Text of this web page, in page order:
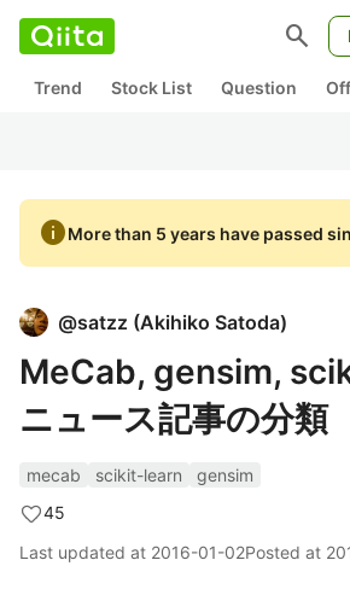
search
Trend Stock List Question
infoMore than 5 years have passed
@satzz (Akihiko Satoda)
MeCab, gensim,
ニュース記事の分類
mecab scikit-learn
gensim
45
Last updated at 2016-01-02Posted at